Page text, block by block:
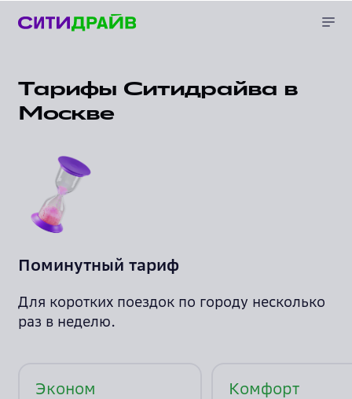
Тарифы Ситидрайва в
Москве
Поминутный тариф
Для коротких поездок по городу несколько
раз в неделю.
Эконом Комфорт